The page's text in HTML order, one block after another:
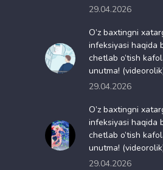
29.04.2026
O’z baxtingni
infeksiyasi haqida
chetlab o’tish
unutma!
29.04.2026
O’z baxtingni
infeksiyasi haqida
chetlab o’tish
unutma!
29.04.2026